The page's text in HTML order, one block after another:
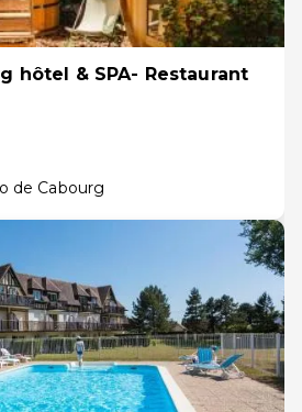
hôtel & SPA- Restaurant
de Cabourg